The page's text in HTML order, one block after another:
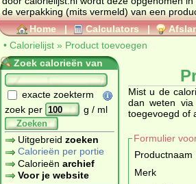
de verpakking (mits vermeld) van een
Home | Calculators |
• Calorielijst » Product toevoegen
Zoek calorieën van
exacte zoekterm
zoek per
g / ml
Zoeken
Uitgebreid zoeken
Calorieën per portie
Calorieën archief
Voor je website
Mist u de
dan weten
toegevoegd of
Formulier
Productnaam
Merk